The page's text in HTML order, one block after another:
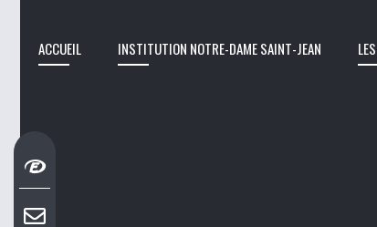
ACCUEIL INSTITUTION NOTRE-DAME SAINT-JEAN